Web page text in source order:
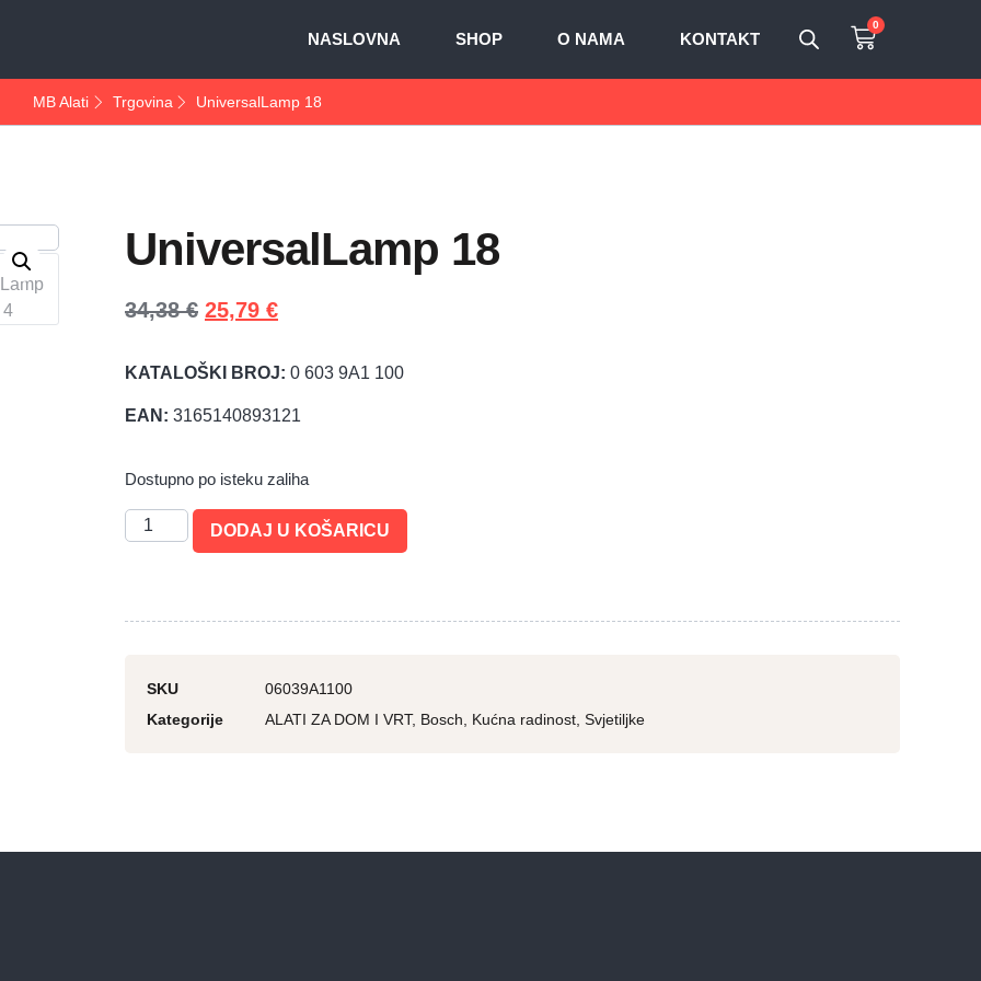
NASLOVNA SHOP O NAMA KONTAKT
0
MB Alati Trgovina UniversalLamp 18
UniversalLamp 18
34,38€ 25,79 €
KATALOŠKI BROJ: 0 603 9A1 100
EAN: 3165140893121
Dostupno po isteku zaliha
DODAJ U KOŠARICU
SKU
06039A1100
Kategorije
ALATI ZA DOM I VRT, Bosch Kućna radinost Svjetiljke